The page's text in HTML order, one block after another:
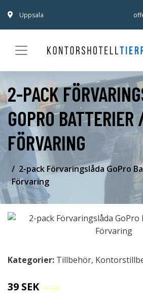
Uppsala
2-PACK
GOPRO
FÖRVARING
2-pack Förvaringslåda GoPro
Förvaring
Kategorier: Tillbehör,
39 SEK 99 SEK